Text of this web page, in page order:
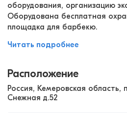
оборудования, организацию
Оборудована бесплатная
площадка для барбекю.
Читать подробнее
Расположение
Россия, Кемеровская область,
Снежная д.52